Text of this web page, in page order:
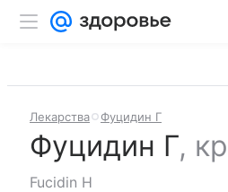
Лекарства Фуцидин Г
Фуцидин Г,
Fucidin H